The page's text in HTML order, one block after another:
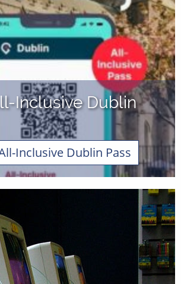
Inclusive Dublin
Inclusive Dublin Pass